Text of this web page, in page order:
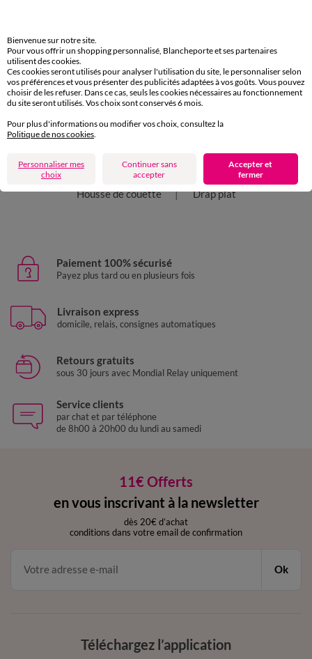
Retours Gratuits
sous 30 jours avec Mondial Relay uniquement
Drap housse Linge de lit uni
Taie d'oreiller
Housse de couette
Drap plat
Paiement 100% sécurisé
Payez plus tard ou en plusieurs fois
Livraison express
domicile, relais, consignes automatiques
Retours gratuits
sous 30 jours avec Mondial Relay uniquement
Service clients
par chat et par téléphone
de 8h00 à 20h00 du lundi au samedi
11€ Offerts
en vous inscrivant à la newsletter
dès 20€ d’achat
conditions dans votre email de confirmation
Ok
Téléchargez l’application
Bienvenue sur notre site.
Pour vous offrir un shopping personnalisé, Blancheporte et ses partenaires
utilisent des cookies.
Ces cookies seront utilisés pour analyser l'utilisation du site, le personnaliser selon
vos préférences et vous présenter des publicités adaptées à vos goûts. Vous pouvez
choisir de les refuser. Dans ce cas, seuls les cookies nécessaires au fonctionnement
du site seront utilisés. Vos choix sont conservés 6 mois.
Pour plus d'informations ou modifier vos choix, consultez la
Politique de nos cookies.
Personnaliser mes
choix
Continuer sans
accepter
Accepter et
fermer